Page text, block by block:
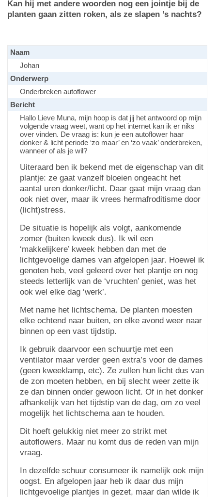
Kan hij met andere woorden nog een jointje bij de
planten gaan zitten roken, als ze slapen ’s nachts?
Naam
Johan
Onderwerp
Onderbreken autoflower
Bericht
Hallo Lieve Muna, mijn hoop is dat jij het antwoord op mijn
volgende vraag weet, want op het internet kan ik er niks
over vinden. De vraag is: kun je een autoflower haar
donker & licht periode ‘zo maar’ en ‘zo vaak’ onderbreken,
wanneer of als je wil?
Uiteraard ben ik bekend met de eigenschap van dit
plantje: ze gaat vanzelf bloeien ongeacht het
aantal uren donker/licht. Daar gaat mijn vraag dan
ook niet over, maar ik vrees hermafroditisme door
(licht)stress.
De situatie is hopelijk als volgt, aankomende
zomer (buiten kweek dus). Ik wil een
‘makkelijkere’ kweek hebben dan met de
lichtgevoelige dames van afgelopen jaar. Hoewel ik
genoten heb, veel geleerd over het plantje en nog
steeds letterlijk van de ‘vruchten’ geniet, was het
ook wel elke dag ‘werk’.
Met name het lichtschema. De planten moesten
elke ochtend naar buiten, en elke avond weer naar
binnen op een vast tijdstip.
Ik gebruik daarvoor een schuurtje met een
ventilator maar verder geen extra’s voor de dames
(geen kweeklamp, etc). Ze zullen hun licht dus van
de zon moeten hebben, en bij slecht weer zette ik
ze dan binnen onder gewoon licht. Of in het donker
afhankelijk van het tijdstip van de dag, om zo veel
mogelijk het lichtschema aan te houden.
Dit hoeft gelukkig niet meer zo strikt met
autoflowers. Maar nu komt dus de reden van mijn
vraag.
In dezelfde schuur consumeer ik namelijk ook mijn
oogst. En afgelopen jaar heb ik daar dus mijn
lichtgevoelige plantjes in gezet, maar dan wilde ik